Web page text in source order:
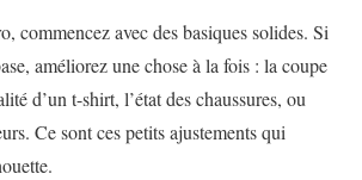
commencez avec des basiques solides. Si
améliorez une chose à la fois : la coupe
d’un t-shirt, l’état des chaussures, ou
Ce sont ces petits ajustements qui